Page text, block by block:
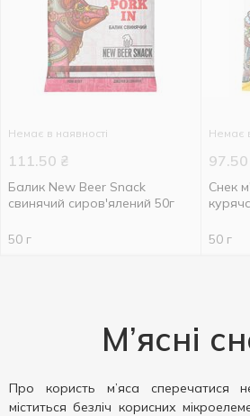
Немає в наявності
111.50 ₴
Балик New Beer Snack
свинячий сиров'ялений 50г
50 г
Немає
97.50
Снек
50 г
М’ясні
Про користь м’яса сперечатися
міститься безліч корисних